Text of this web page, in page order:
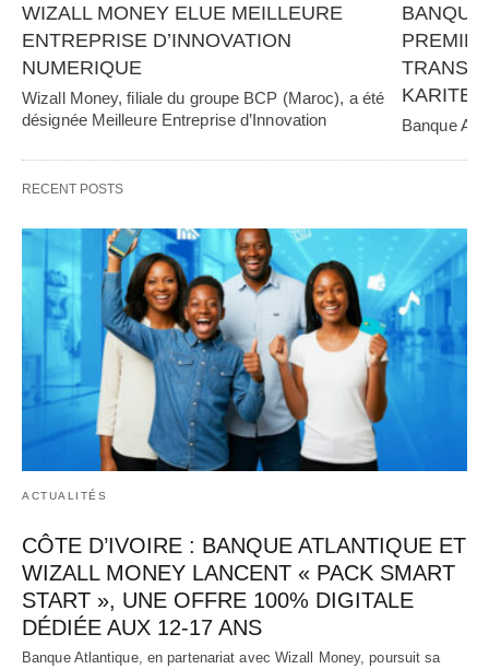
WIZALL MONEY ELUE MEILLEURE
ENTREPRISE D’INNOVATION
NUMERIQUE
Wizall Money, filiale du groupe BCP (Maroc), a été
désignée Meilleure Entreprise d’Innovation
KARITE
Banque
RECENT POSTS
ACTUALITÉS
CÔTE D’IVOIRE : BANQUE ATLANTIQUE ET
WIZALL MONEY LANCENT « PACK SMART
START », UNE OFFRE 100% DIGITALE
DÉDIÉE AUX 12-17 ANS
Banque Atlantique, en partenariat avec Wizall Money, poursuit sa